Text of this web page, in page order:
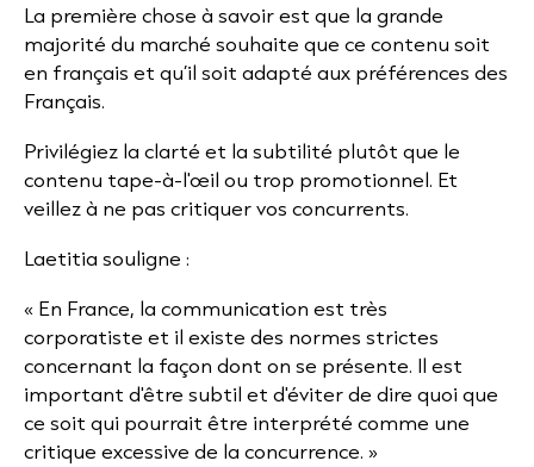
La première chose à savoir est que la grande
majorité du marché souhaite que ce contenu soit
en français et qu’il soit adapté aux préférences des
Français.
Privilégiez la clarté et la subtilité plutôt que le
contenu tape-à-l'œil ou trop promotionnel. Et
veillez à ne pas critiquer vos concurrents.
Laetitia souligne :
« En France, la communication est très
corporatiste et il existe des normes strictes
concernant la façon dont on se présente. Il est
important d'être subtil et d'éviter de dire quoi que
ce soit qui pourrait être interprété comme une
critique excessive de la concurrence. »